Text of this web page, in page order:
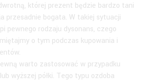
której prezent będzie bardzo tani
przesadnie bogata. W takiej sytuacji
pewnego rodzaju dysonans, czego
o tym podczas kupowania i
warto zastosować w przypadku
wyższej półki. Tego typu ozdoba